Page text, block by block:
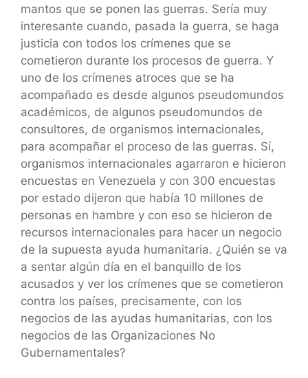
mantos que se ponen las guerras. Sería muy
interesante cuando, pasada la guerra, se haga
justicia con todos los crímenes que se
cometieron durante los procesos de guerra. Y
uno de los crímenes atroces que se ha
acompañado es desde algunos pseudomundos
académicos, de algunos pseudomundos de
consultores, de organismos internacionales,
para acompañar el proceso de las guerras. Sí,
organismos internacionales agarraron e hicieron
encuestas en Venezuela y con 300 encuestas
por estado dijeron que había 10 millones de
personas en hambre y con eso se hicieron de
recursos internacionales para hacer un negocio
de la supuesta ayuda humanitaria. ¿Quién se va
a sentar algún día en el banquillo de los
acusados y ver los crímenes que se cometieron
contra los países, precisamente, con los
negocios de las ayudas humanitarias, con los
negocios de las Organizaciones No
Gubernamentales?